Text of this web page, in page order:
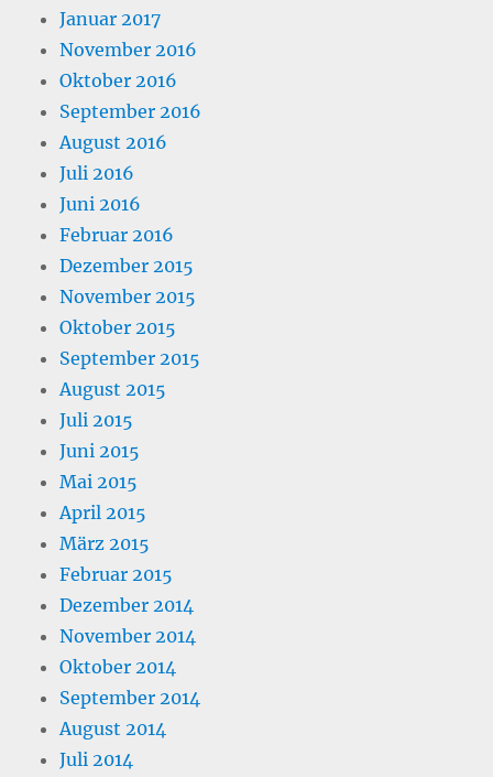
Januar 2017
November 2016
Oktober 2016
September 2016
August 2016
Juli 2016
Juni 2016
Februar 2016
Dezember 2015
November 2015
Oktober 2015
September 2015
August 2015
Juli 2015
Juni 2015
Mai 2015
April 2015
März 2015
Februar 2015
Dezember 2014
November 2014
Oktober 2014
September 2014
August 2014
Juli 2014